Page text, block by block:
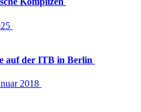
auf der ITB in Berlin
2018